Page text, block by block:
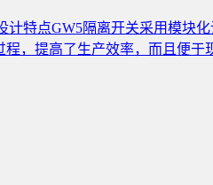
特点GW5隔离开关采用模块
，提高了生产效率，而且便